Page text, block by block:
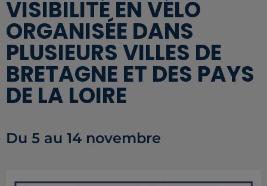
VISIBILITÉ EN VÉLO
ORGANISÉE DANS
PLUSIEURS VILLES DE
BRETAGNE ET DES PAYS
DE LA LOIRE
Du 5 au 14 novembre